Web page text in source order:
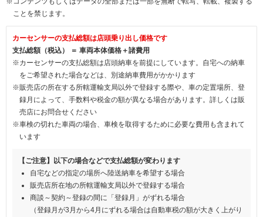
ことを禁じます。
カーセンサーの支払総額は店頭乗り出し価格です
支払総額（税込） ＝ 車両本体価格＋諸費用
※カーセンサーの支払総額は店頭納車を前提にしています。自宅への納車
をご希望された場合などは、別途納車費用がかかります
※販売店の所在する所轄運輸支局以外で登録する際や、車の定置場所、登
録月によって、手数料や税金の額が異なる場合があります。詳しくは販
売店にお問合せください
※車検の切れた車両の場合、車検を取得するために必要な費用も含まれて
います
【ご注意】以下の場合などで支払総額が変わります
自宅などの指定の場所へ陸送納車を希望する場合
販売店所在地の所轄運輸支局以外で登録する場合
商談～契約～登録の間に「登録月」がずれる場合
（登録月が3月から4月にずれる場合は自動車税の額が大きく上がり